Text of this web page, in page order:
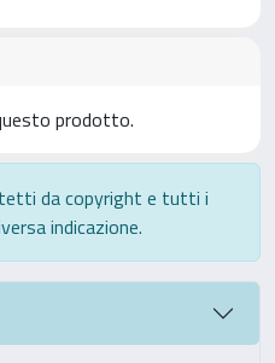
prodotto.
da copyright e tutti i
indicazione.